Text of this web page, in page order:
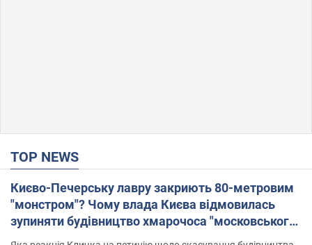
TOP NEWS
Києво-Печерську лавру закриють 80-метровим
"монстром"? Чому влада Києва відмовилась
зупиняти будівництво хмарочоса "московського
вірянина"